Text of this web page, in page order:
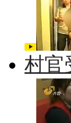
村官